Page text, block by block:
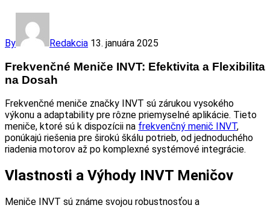
By Redakcia 13. januára 2025
Frekvenčné Meniče INVT: Efektivita a Flexibilita
na Dosah
Frekvenčné meniče značky INVT sú zárukou vysokého
výkonu a adaptability pre rôzne priemyselné aplikácie. Tieto
meniče, ktoré sú k dispozícii na frekvenčný menič INVT,
ponúkajú riešenia pre širokú škálu potrieb, od jednoduchého
riadenia motorov až po komplexné systémové integrácie.
Vlastnosti a Výhody INVT Meničov
Meniče INVT sú známe svojou robustnosťou a